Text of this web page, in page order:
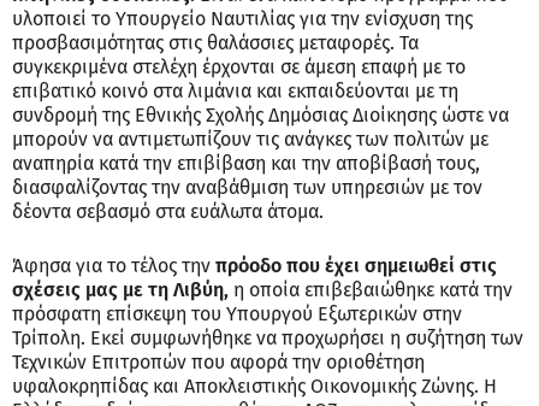
υλοποιεί το Υπουργείο Ναυτιλίας για την ενίσχυση της
προσβασιμότητας στις θαλάσσιες μεταφορές. Τα
συγκεκριμένα στελέχη έρχονται σε άμεση επαφή με το
επιβατικό κοινό στα λιμάνια και εκπαιδεύονται με τη
συνδρομή της Εθνικής Σχολής Δημόσιας Διοίκησης ώστε να
μπορούν να αντιμετωπίζουν τις ανάγκες των πολιτών με
αναπηρία κατά την επιβίβαση και την αποβίβασή τους,
διασφαλίζοντας την αναβάθμιση των υπηρεσιών με τον
δέοντα σεβασμό στα ευάλωτα άτομα.
Άφησα για το τέλος την πρόοδο που έχει σημειωθεί στις
σχέσεις μας με τη Λιβύη, η οποία επιβεβαιώθηκε κατά την
πρόσφατη επίσκεψη του Υπουργού Εξωτερικών στην
Τρίπολη. Εκεί συμφωνήθηκε να προχωρήσει η συζήτηση των
Τεχνικών Επιτροπών που αφορά την οριοθέτηση
υφαλοκρηπίδας και Αποκλειστικής Οικονομικής Ζώνης. Η